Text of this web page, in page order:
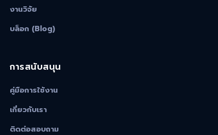
งานวิจัย
บล็อก (Blog)
การสนับสนุน
คู่มือการใช้งาน
เกี่ยวกับเรา
ติดต่อสอบถาม